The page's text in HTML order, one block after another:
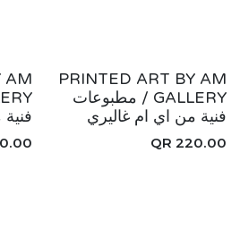
جديد!
PRINTED ART BY AM
GALLERY / مطبوعات
فنية من اي ام غاليري
220.00
AM